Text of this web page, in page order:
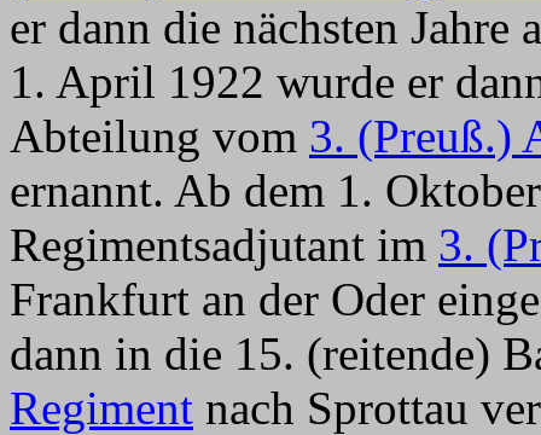
er dann die nächsten
1. April 1922 wurde er
Abteilung vom 3. (Preuß.)
ernannt. Ab dem 1.
Regimentsadjutant im 3.
Frankfurt an der Oder
dann in die 15. (reitende)
Regiment nach Sprottau